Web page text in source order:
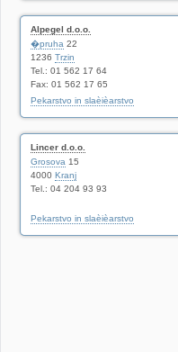
Alpegel d.o.o.
�pruha 22
1236 Trzin
Tel.: 01 562 17 64
Fax: 01 562 17 65
Pekarstvo in slaèièarstvo
Lincer d.o.o.
Grosova 15
4000 Kranj
Tel.: 04 204 93 93
Pekarstvo in slaèièarstvo